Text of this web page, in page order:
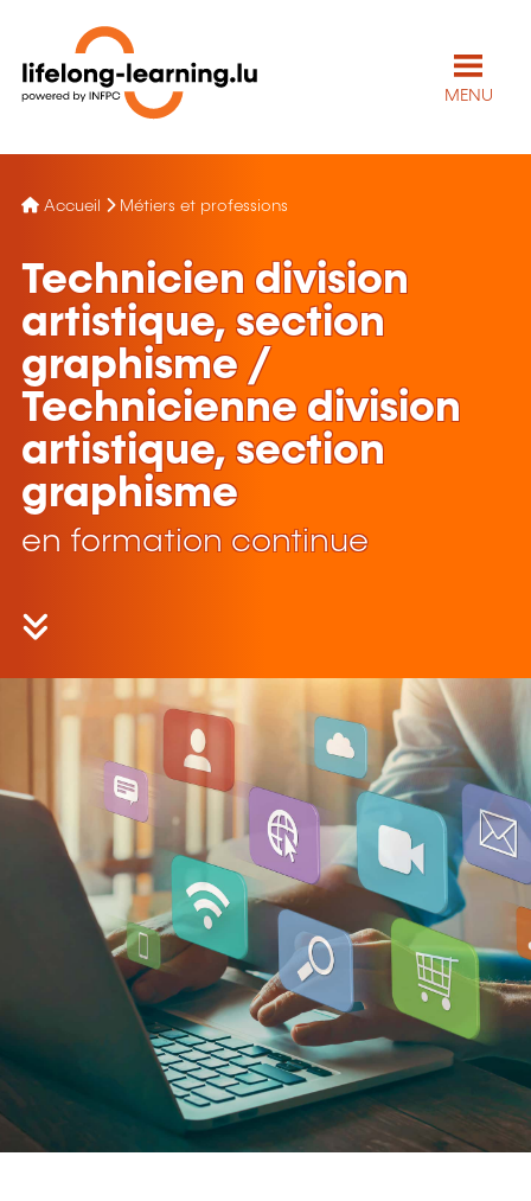
MENU
Accueil Métiers et professions
Technicien division
artistique, section
graphisme /
Technicienne division
artistique, section
graphisme
en formation continue